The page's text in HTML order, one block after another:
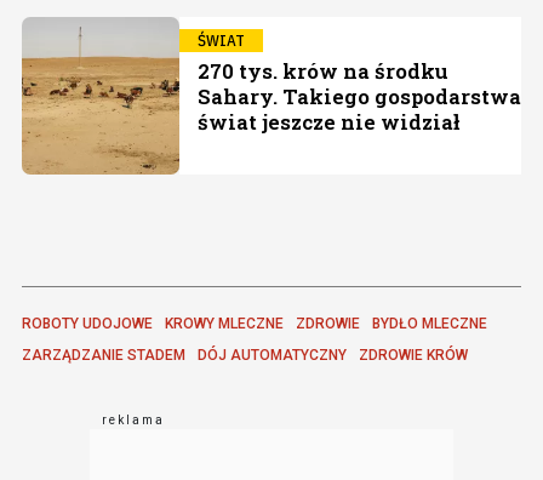
ŚWIAT
270 tys. krów na środku
Sahary. Takiego gospodarstwa
świat jeszcze nie widział
ROBOTY UDOJOWE KROWY MLECZNE ZDROWIE
BYDŁO MLECZNE
ZARZĄDZANIE STADEM
DÓJ AUTOMATYCZNY ZDROWIE KRÓW